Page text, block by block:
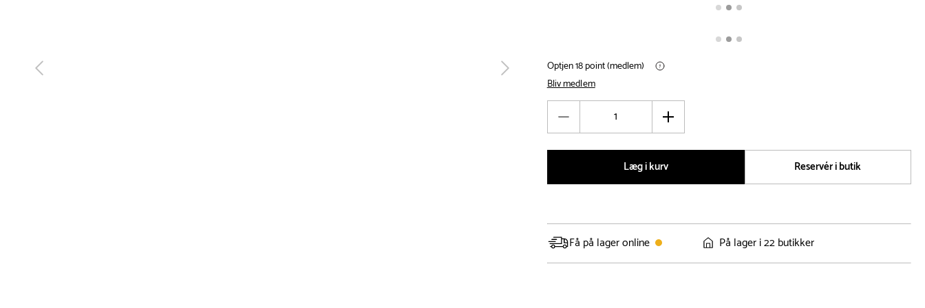
næste tilbage
Optjen 18 point (medlem)
Bliv medlem
Øg
Læg i kurv
Reservér i butik
Få på lager online På lager i 22 butikker